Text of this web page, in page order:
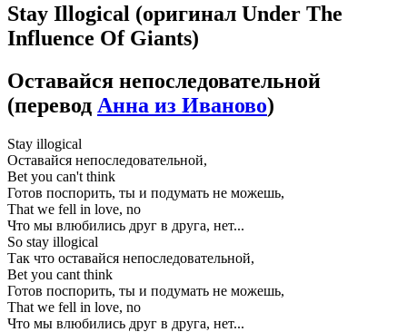
Stay Illogical (оригинал Under The
Influence Of Giants)
Оставайся непоследовательной
(перевод Анна из Иваново)
Stay illogical
Оставайся непоследовательной,
Bet you can't think
Готов поспорить, ты и подумать не можешь,
That we fell in love, no
Что мы влюбились друг в друга, нет...
So stay illogical
Так что оставайся непоследовательной,
Bet you cant think
Готов поспорить, ты и подумать не можешь,
That we fell in love, no
Что мы влюбились друг в друга, нет...